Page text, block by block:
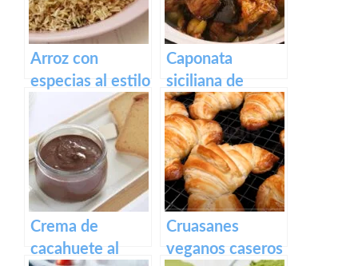
Arroz con
especias al estilo
Caponata
siciliana de
berenjenas
Crema de
cacahuete al
Cruasanes
veganos caseros